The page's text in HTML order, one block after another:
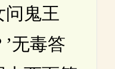
问鬼王
无毒答